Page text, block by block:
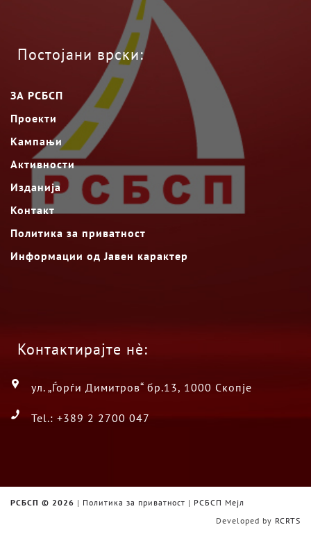
Постојани врски:
ЗА РСБСП
Проекти
Кампањи
Активности
Изданија
Контакт
Политика за приватност
Информации од Јавен карактер
Контактирајте нè:
ул. „Ѓорѓи Димитров“ бр.13, 1000 Скопје
Tel.: +389 2 2700 047
РСБСП © 2026 | Политика за приватност | РСБСП Мејл
Developed by RCRTS